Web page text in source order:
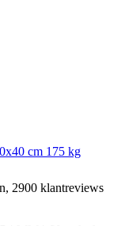
cm 175 kg
2900 klantreviews